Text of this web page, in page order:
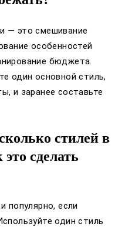
— это смешивание
особенностей
бюджета.
один основной стиль,
и заранее составьте
стилей в
сделать
популярно, если
один стиль